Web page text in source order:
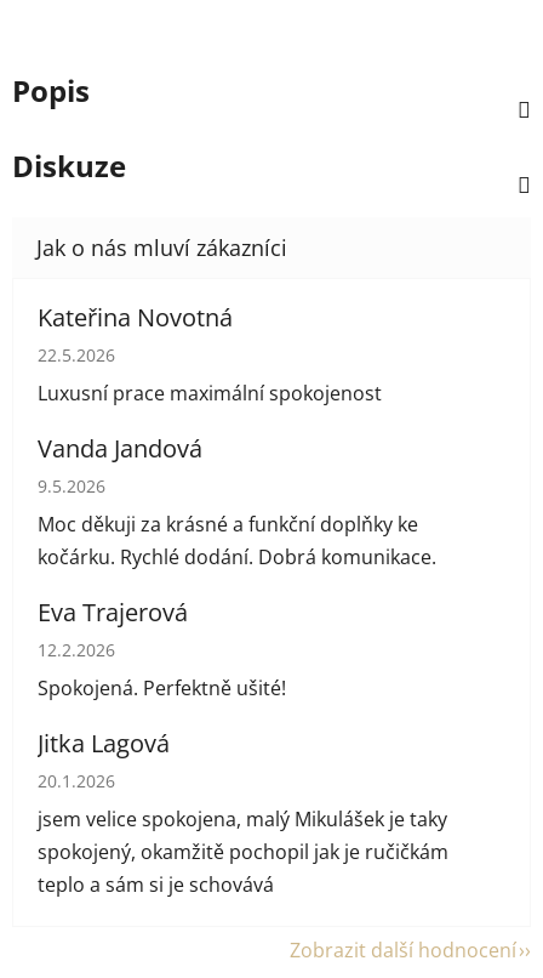
Popis
Diskuze
Kateřina Novotná
Hodnocení obchodu je 5 z 5 hvězdiček.
22.5.2026
Luxusní prace maximální spokojenost
Vanda Jandová
Hodnocení obchodu je 5 z 5 hvězdiček.
9.5.2026
Moc děkuji za krásné a funkční doplňky ke
kočárku. Rychlé dodání. Dobrá komunikace.
Eva Trajerová
Hodnocení obchodu je 5 z 5 hvězdiček.
12.2.2026
Spokojená. Perfektně ušité!
Jitka Lagová
Hodnocení obchodu je 5 z 5 hvězdiček.
20.1.2026
jsem velice spokojena, malý Mikulášek je taky
spokojený, okamžitě pochopil jak je ručičkám
teplo a sám si je schovává
Zobrazit další hodnocení